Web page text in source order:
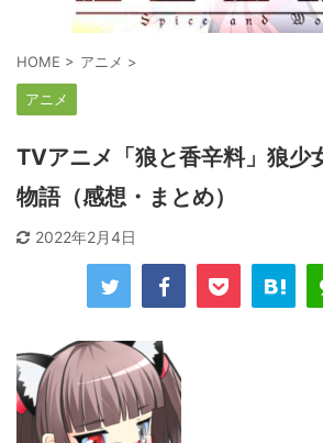
HOME > アニメ >
アニメ
TVアニメ「狼と香辛料」狼少
物語（感想・まとめ）
2022年2月4日